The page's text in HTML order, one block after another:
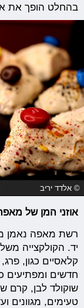
בהחלט הופך את
© אלדד יריב
אוזני המן של
רשת מאפה נאמן
יד. הקולקצייה
קלאסיים כגון,
חדשים ומפתיעים
שוקולד לבן, קרם
טעימים, מגוונים